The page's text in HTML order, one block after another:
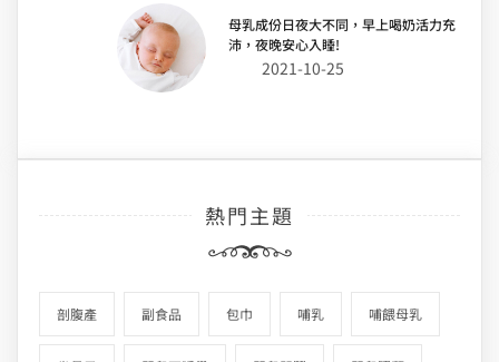
母乳成份日夜大不同，早上喝奶活力充
沛，夜晚安心入睡!
2021-10-25
熱門主題
剖腹產 副食品 包巾 哺乳 哺餵母乳